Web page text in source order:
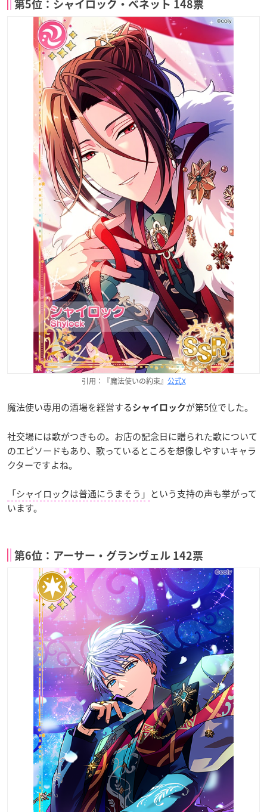
第5位：シャイロック・ベネット 148票
引用：『魔法使いの約束』 公式X
魔法使い専用の酒場を経営する シャイロック が第5位でした。
社交場には歌がつきもの。お店の記念日に贈られた歌について
のエピソードもあり、歌っているところを想像しやすいキャラ
クターですよね。
「シャイロックは普通にうまそう」 という支持の声も挙がって
います。
第6位：アーサー・グランヴェル 142票